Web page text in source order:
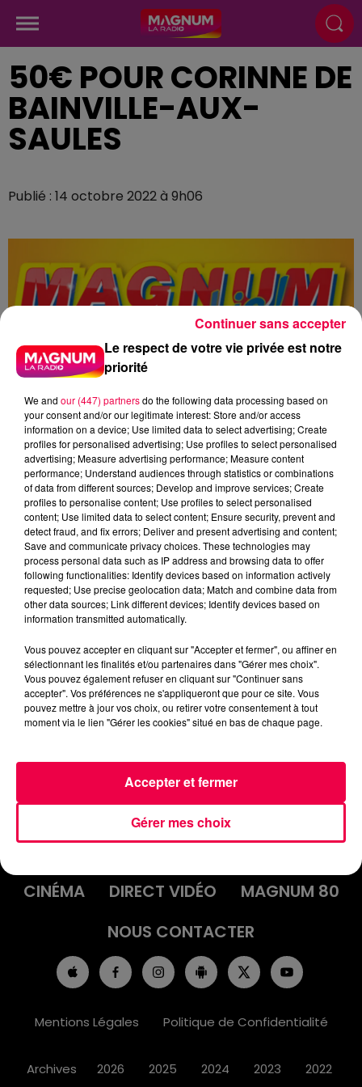
50€ POUR CORINNE DE
BAINVILLE-AUX-
SAULES
Publié : 14 octobre 2022 à 9h06
Flash infos
Crédit :Flash infos
podcasts/2022/10/20221014-CC.mp3
ACCUEIL INFOS
EMISSIONS
CINÉMA
DIRECT VIDÉO
MAGNUM 80
NOUS CONTACTER
Mentions Légales Politique de Confidentialité
Archives 2026 2025 2024 2023 2022
Le respect de votre vie privée est notre
priorité
We and our (447) partnersdo the following data processing based on
your consent and/or our legitimate interest: Store and/or access
information on a device; Use limited data to select advertising; Create
profiles for personalised advertising; Use profiles to select personalised
advertising; Measure advertising performance; Measure content
performance; Understand audiences through statistics or combinations
of data from different sources; Develop and improve services; Create
profiles to personalise content; Use profiles to select personalised
content; Use limited data to select content; Ensure security, prevent and
detect fraud, and fix errors; Deliver and present advertising and content;
Save and communicate privacy choices. These technologies may
process personal data such as IP address and browsing data to offer
following functionalities: Identify devices based on information actively
requested; Use precise geolocation data; Match and combine data from
other data sources; Link different devices; Identify devices based on
information transmitted automatically.
Vous pouvez accepter en cliquant sur "Accepter et fermer", ou affiner en
sélectionnant les finalités et/ou partenaires dans "Gérer mes choix".
Vous pouvez également refuser en cliquant sur "Continuer sans
accepter". Vos préférences ne s'appliqueront que pour ce site. Vous
pouvez mettre à jour vos choix, ou retirer votre consentement à tout
moment via le lien "Gérer les cookies" situé en bas de chaque page.
Gérer mes choix
Accepter et fermer
Continuer sans accepter